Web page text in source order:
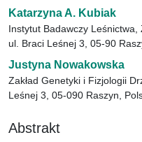
Katarzyna A. Kubiak
Instytut Badawczy Leśnictwa,
ul. Braci Leśnej 3, 05-90
Justyna Nowakowska
Zakład Genetyki i Fizjologii
Leśnej 3, 05-090 Raszyn,
Abstrakt